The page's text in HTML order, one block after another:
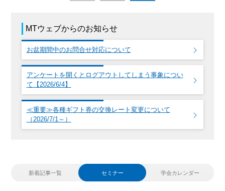
MTウェブからのお知らせ
お盆期間中のお問合せ対応について
アンケートを開くとログアウトしてしまう事象につい
て【2026/6/4】
≪重要≫各種ギフト券の交換レート変更について
（2026/7/1～）
新着記事一覧 セミナー 学会カレンダー